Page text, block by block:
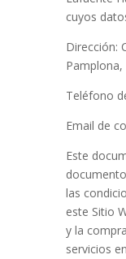
cuyos
Dirección:
Pamplona,
Teléfono
Email de
Este
las
este Sitio
y la
servicios